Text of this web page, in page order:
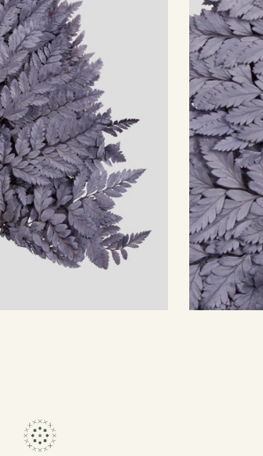
Flower Bar
About us
Journal